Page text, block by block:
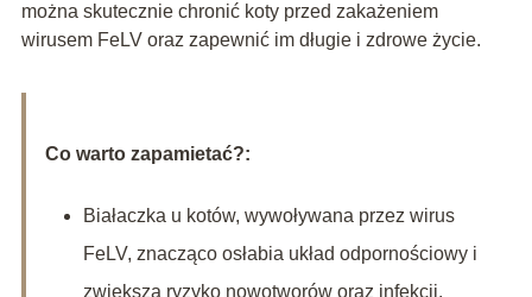
można skutecznie chronić koty przed zakażeniem
wirusem FeLV oraz zapewnić im długie i zdrowe życie.
Co warto zapamietać?:
Białaczka u kotów, wywoływana przez wirus
FeLV, znacząco osłabia układ odpornościowy i
zwiększa ryzyko nowotworów oraz infekcji.